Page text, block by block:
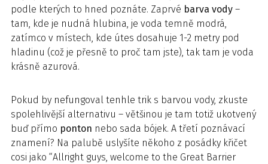
podle kterých to hned poznáte. Zaprvé barva vody –
tam, kde je nudná hlubina, je voda temně modrá,
zatímco v místech, kde útes dosahuje 1-2 metry pod
hladinu (což je přesně to proč tam jste), tak tam je voda
krásně azurová.
Pokud by nefungoval tenhle trik s barvou vody, zkuste
spolehlivější alternativu – většinou je tam totiž ukotvený
buď přímo ponton nebo sada bójek. A třetí poznávací
znamení? Na palubě uslyšíte někoho z posádky křičet
cosi jako “Allright guys, welcome to the Great Barrier